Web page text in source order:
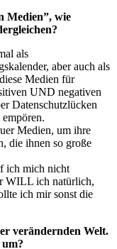
Medien”, wie
als
aber auch als
Medien für
UND negativen
Datenschutzlücken
Medien, um ihre
die ihnen so große
ich mich nicht
WILL ich natürlich,
ich mir sonst die
verändernden Welt.